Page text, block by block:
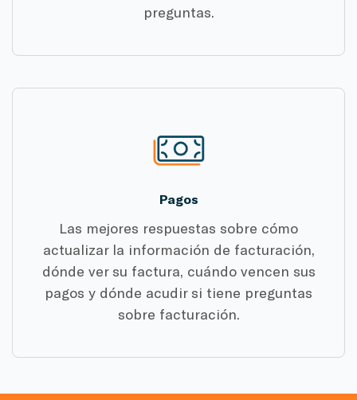
preguntas.
Pagos
Las mejores respuestas sobre cómo
actualizar la información de facturación,
dónde ver su factura, cuándo vencen sus
pagos y dónde acudir si tiene preguntas
sobre facturación.